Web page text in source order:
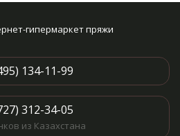
гипермаркет пряжи
134-11-99
312-34-05
из Казахстана